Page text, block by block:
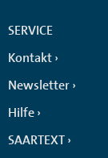
SERVICE
Kontakt
Newsletter
Hilfe
SAARTEXT